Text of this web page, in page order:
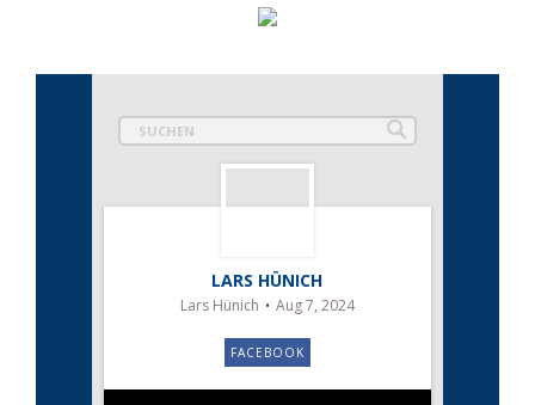
LARS HÜNICH
Lars Hünich Aug 7, 2024
FACEBOOK